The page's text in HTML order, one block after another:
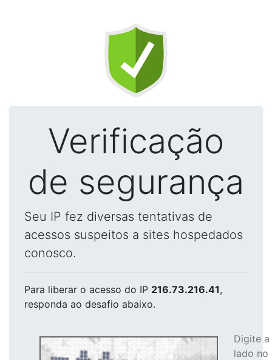
Verificação
de segurança
Seu IP fez diversas tentativas de
acessos suspeitos a sites hospedados
conosco.
Para liberar o acesso do IP 216.73.216.41,
responda ao desafio abaixo.
Digite
lado no